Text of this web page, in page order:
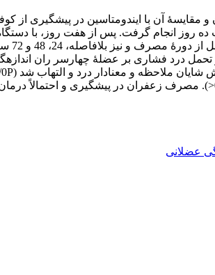
درد فشاری بر عضلۀ چهارسر ران
عضلانی